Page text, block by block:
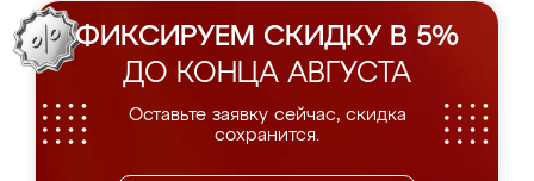
ФИКСИРУЕМ СКИДКУ В 5%
ДО КОНЦА АВГУСТА
Оставьте заявку сейчас, скидка
сохранится.